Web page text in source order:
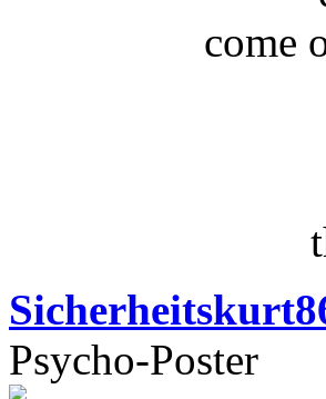
come
Psycho-Poster